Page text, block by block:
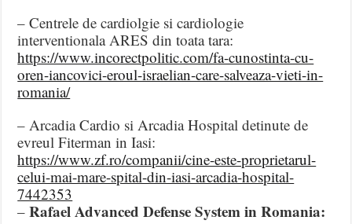
– Centrele de cardiolgie si cardiologie
interventionala ARES din toata tara:
https://www.incorectpolitic.com/fa-cunostinta-cu-
oren-iancovici-eroul-israelian-care-salveaza-vieti-in-
romania/
– Arcadia Cardio si Arcadia Hospital detinute de
evreul Fiterman in Iasi:
https://www.zf.ro/companii/cine-este-proprietarul-
celui-mai-mare-spital-din-iasi-arcadia-hospital-
7442353
–Rafael Advanced Defense System in Romania: